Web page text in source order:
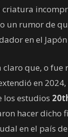
un rumor de
en el
claro que, o fue
en 2024,
los estudios
hacer dicho
en el país